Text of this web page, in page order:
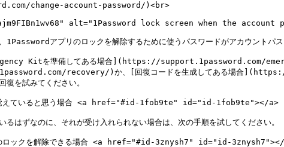
change-account-password/)<br>
alt="1Password lock screen when the account
アプリのロックを解除するために使うパスワードがアカウントパス
Kitを準備してある場合](https://support.1password.com/
recovery/)か、[回復コードを生成してある場合
復を試みてください。
覚えていると思う場合 <a href="#id-1fob9te" id="id-1fob9te"></a>
るはずなのに、それが受け入れられない場合は、次の手順を試してください。
のロックを解除できる場合 <a href="#id-3znysh7" id="id-